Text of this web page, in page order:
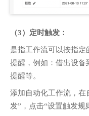
（3）定时触发：
是指工作流可以按指
提醒，例如：借出设备
提醒等。
添加自动化工作流，在
发”，点击“设置触发规